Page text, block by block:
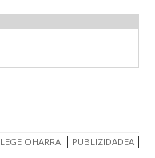
LEGE OHARRA PUBLIZIDADEA